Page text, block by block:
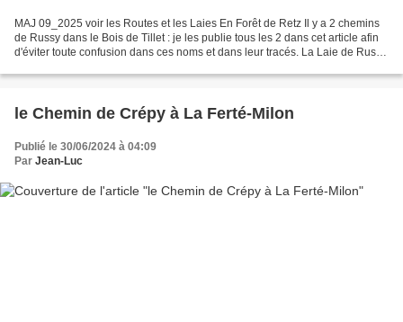
MAJ 09_2025 voir les Routes et les Laies En Forêt de Retz Il y a 2 chemins
de Russy dans le Bois de Tillet : je les publie tous les 2 dans cet article afin
d'éviter toute confusion dans ces noms et dans leur tracés. La Laie de Russy
le Chemin de Crépy à La Ferté-Milon
Publié le 30/06/2024 à 04:09
Par Jean-Luc